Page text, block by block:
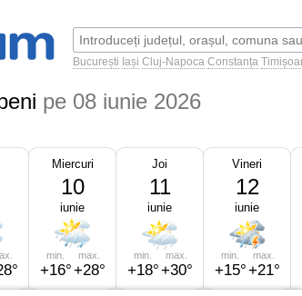
București Iași Cluj-Napoca Constanța
pe 08 iunie 2026
Miercuri
10
iunie
min.
+16°
max.
+28°
Joi
11
iunie
min.
+18°
max.
+30°
Vineri
12
iunie
min.
+15°
max.
+21°